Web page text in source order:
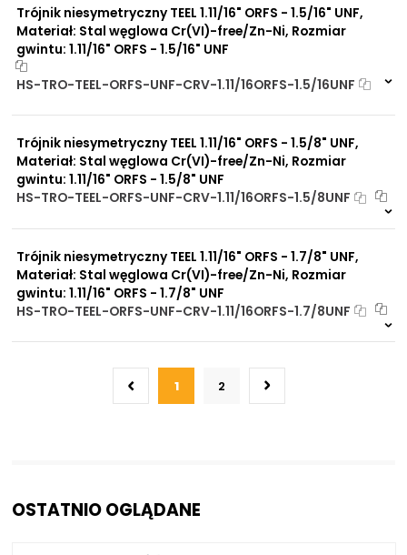
Trójnik niesymetryczny TEEL 1.11/16" ORFS - 1.5/16" UNF,
Materiał: Stal węglowa Cr(VI)-free/Zn-Ni, Rozmiar
gwintu: 1.11/16" ORFS - 1.5/16" UNF
HS-TRO-TEEL-ORFS-UNF-CRV-1.11/16ORFS-1.5/16UNF
Trójnik niesymetryczny TEEL 1.11/16" ORFS - 1.5/8" UNF,
Materiał: Stal węglowa Cr(VI)-free/Zn-Ni, Rozmiar
gwintu: 1.11/16" ORFS - 1.5/8" UNF
HS-TRO-TEEL-ORFS-UNF-CRV-1.11/16ORFS-1.5/8UNF
Trójnik niesymetryczny TEEL 1.11/16" ORFS - 1.7/8" UNF,
Materiał: Stal węglowa Cr(VI)-free/Zn-Ni, Rozmiar
gwintu: 1.11/16" ORFS - 1.7/8" UNF
HS-TRO-TEEL-ORFS-UNF-CRV-1.11/16ORFS-1.7/8UNF
1 2
OSTATNIO OGLĄDANE